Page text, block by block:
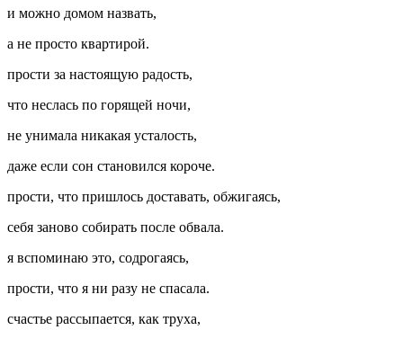
и можно домом назвать,
а не просто квартирой.
прости за настоящую радость,
что неслась по горящей ночи,
не унимала никакая усталость,
даже если сон становился короче.
прости, что пришлось доставать, обжигаясь,
себя заново собирать после обвала.
я вспоминаю это, содрогаясь,
прости, что я ни разу не спасала.
счастье рассыпается, как труха,